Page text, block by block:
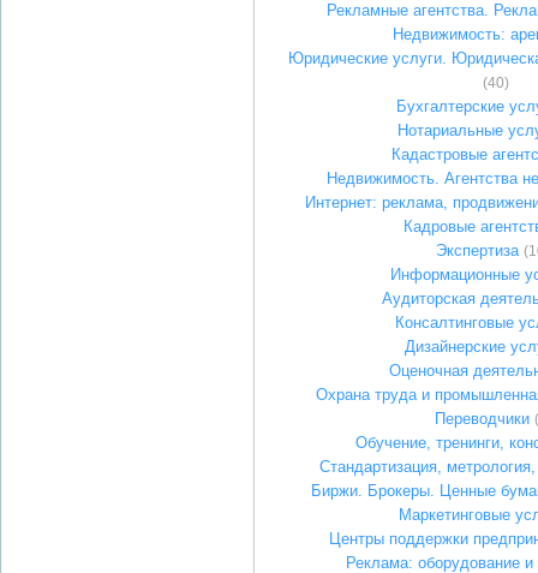
Рекламные агентства.
Недвижимость:
Юридические услуги.
(40)
Бухгалтерские
Нотариальные
Кадастровые
Недвижимость. Агентства
Интернет: реклама,
Кадровые
Экспертиза
Информационные
Аудиторская
Консалтинговые
Дизайнерские
Оценочная
Охрана труда и
Переводчики
Обучение, тренинги,
Стандартизация,
Биржи. Брокеры. Ценные
Маркетинговые
Центры поддержки
Реклама: оборудование